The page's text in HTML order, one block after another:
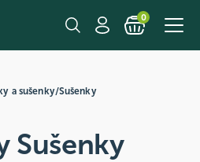
0
a sušenky/Sušenky
Sušenky